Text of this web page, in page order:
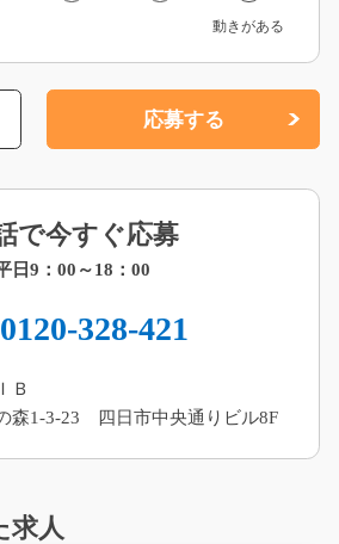
動きがある
応募する
で今すぐ応募
日9：00～18：00
0120-328-421
Ｂ
森1-3-23 四日市中央通りビル8F
求人